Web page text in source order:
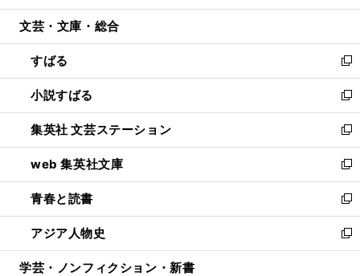
開
ウ
開
く
ン
ウ
で
開
く
ウ
ン
ド
ウ
で
開
く
文芸・文庫・総合
すばる
新
し
い
ウ
ィ
ン
ド
ウ
で
開
く
小説すばる
新
し
い
ウ
ィ
ン
ド
ウ
で
開
集英社 文芸ステーション
新
し
い
ウ
ィ
ン
ド
ウ
web 集英社文庫
新
し
い
ウ
ィ
ン
青春と読書
新
し
い
ウ
アジア人物史
新
し
学芸・ノンフィクション・新書